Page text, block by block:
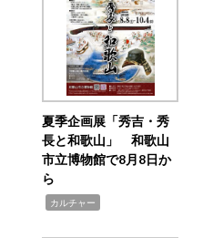
夏季企画展「秀吉・秀
長と和歌山」 和歌山
市立博物館で8月8日か
ら
カルチャー